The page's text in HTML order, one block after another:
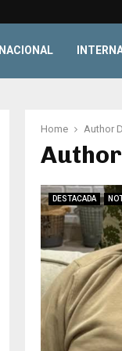
NACIONAL
Home Author
DESTACADA